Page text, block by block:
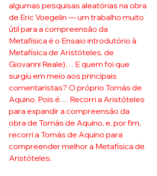
algumas pesquisas aleatórias na obra
de Eric Voegelin — um trabalho muito
útil para a compreensão da
Metafísica é o Ensaio introdutório à
Metafísica de Aristóteles, de
Giovanni Reale)… E quem foi que
surgiu em meio aos principais
comentaristas? O próprio Tomás de
Aquino. Pois é… Recorri a Aristóteles
para expandir a compreensão da
obra de Tomás de Aquino, e, por fim,
recorri a Tomás de Aquino para
compreender melhor a Metafísica de
Aristóteles.